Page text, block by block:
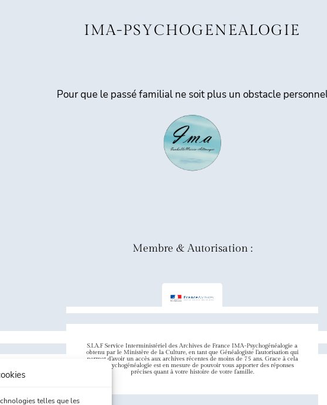
telles que les
IMA-PSYCHOGENEALOGIE
Pour que le passé familial ne soit plus un obstacle
Membre & Autorisation :
S.I.A.F Service Interministériel des Archives de France IMA-Psychogénéalogie a
obtenu par le Ministère de la Culture, en tant que Généalogiste l’autorisation qui
permet d’avoir un accès aux archives récentes de moins de 75 ans. Grace à cela
IMA-Psychogénéalogie est en mesure de pouvoir vous apporter des réponses
précises quant à votre histoire de votre famille.